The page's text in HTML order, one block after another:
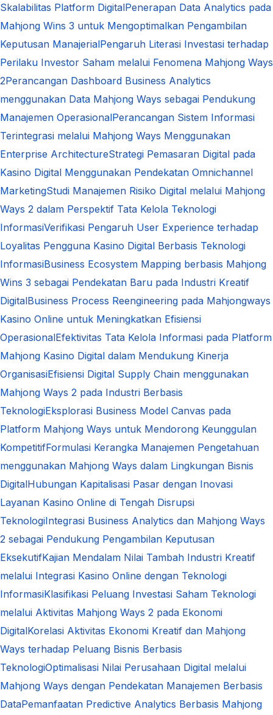
Skalabilitas Platform DigitalPenerapan Data Analytics pada
Mahjong Wins 3 untuk Mengoptimalkan Pengambilan
Keputusan ManajerialPengaruh Literasi Investasi terhadap
Perilaku Investor Saham melalui Fenomena Mahjong Ways
2Perancangan Dashboard Business Analytics
menggunakan Data Mahjong Ways sebagai Pendukung
Manajemen OperasionalPerancangan Sistem Informasi
Terintegrasi melalui Mahjong Ways Menggunakan
Enterprise ArchitectureStrategi Pemasaran Digital pada
Kasino Digital Menggunakan Pendekatan Omnichannel
MarketingStudi Manajemen Risiko Digital melalui Mahjong
Ways 2 dalam Perspektif Tata Kelola Teknologi
InformasiVerifikasi Pengaruh User Experience terhadap
Loyalitas Pengguna Kasino Digital Berbasis Teknologi
InformasiBusiness Ecosystem Mapping berbasis Mahjong
Wins 3 sebagai Pendekatan Baru pada Industri Kreatif
DigitalBusiness Process Reengineering pada Mahjongways
Kasino Online untuk Meningkatkan Efisiensi
OperasionalEfektivitas Tata Kelola Informasi pada Platform
Mahjong Kasino Digital dalam Mendukung Kinerja
OrganisasiEfisiensi Digital Supply Chain menggunakan
Mahjong Ways 2 pada Industri Berbasis
TeknologiEksplorasi Business Model Canvas pada
Platform Mahjong Ways untuk Mendorong Keunggulan
KompetitifFormulasi Kerangka Manajemen Pengetahuan
menggunakan Mahjong Ways dalam Lingkungan Bisnis
DigitalHubungan Kapitalisasi Pasar dengan Inovasi
Layanan Kasino Online di Tengah Disrupsi
TeknologiIntegrasi Business Analytics dan Mahjong Ways
2 sebagai Pendukung Pengambilan Keputusan
EksekutifKajian Mendalam Nilai Tambah Industri Kreatif
melalui Integrasi Kasino Online dengan Teknologi
InformasiKlasifikasi Peluang Investasi Saham Teknologi
melalui Aktivitas Mahjong Ways 2 pada Ekonomi
DigitalKorelasi Aktivitas Ekonomi Kreatif dan Mahjong
Ways terhadap Peluang Bisnis Berbasis
TeknologiOptimalisasi Nilai Perusahaan Digital melalui
Mahjong Ways dengan Pendekatan Manajemen Berbasis
DataPemanfaatan Predictive Analytics Berbasis Mahjong